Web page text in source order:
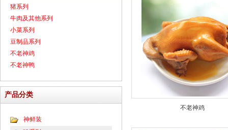
猪系列
牛肉及其他系列
小菜系列
豆制品系列
不老神鸡
不老神鸭
产品分类
神鲜装
不老神鸡